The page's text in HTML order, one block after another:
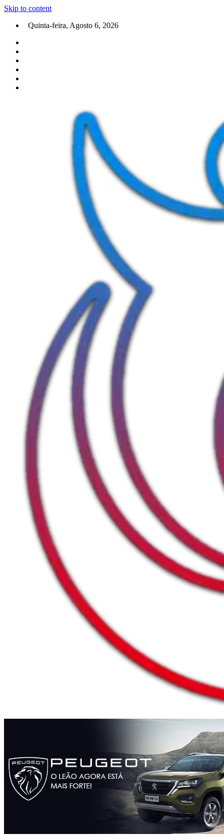
Skip to content
Quinta-feira, Agosto 6, 2026